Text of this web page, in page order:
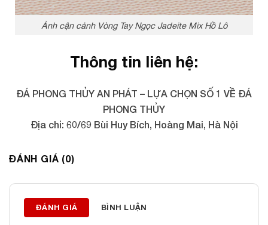
Ảnh cận cảnh Vòng Tay Ngọc Jadeite Mix Hồ Lô
Thông tin liên hệ:
ĐÁ PHONG THỦY AN PHÁT – LỰA CHỌN SỐ 1 VỀ ĐÁ
PHONG THỦY
Địa chỉ: 60/69 Bùi Huy Bích, Hoàng Mai, Hà Nội
Email:
ĐÁNH GIÁ (0)
ĐÁNH GIÁ BÌNH LUẬN